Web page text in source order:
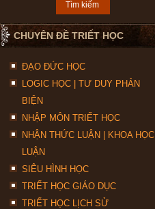
CHUYÊN ĐỀ TRIẾT HỌC
ĐẠO ĐỨC HỌC
LOGIC HỌC | TƯ DUY PHẢN
BIỆN
NHẬP MÔN TRIẾT HỌC
NHẬN THỨC LUẬN | KHOA HỌC
LUẬN
SIÊU HÌNH HỌC
TRIẾT HỌC GIÁO DỤC
TRIẾT HỌC LỊCH SỬ